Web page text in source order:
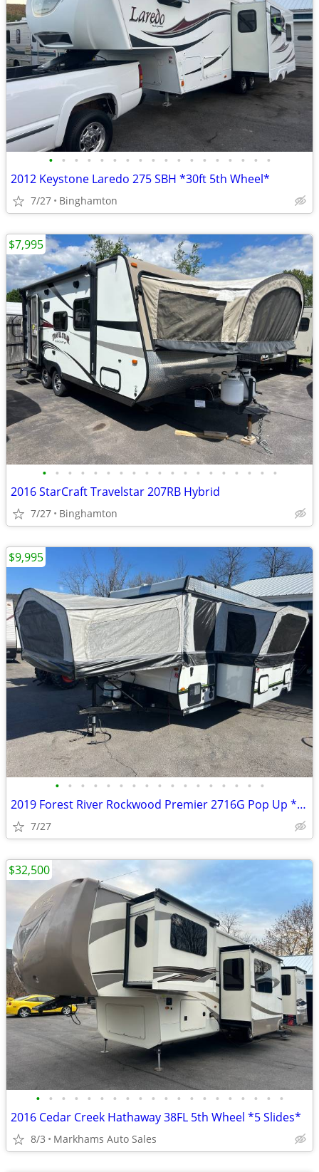
• • • • • • • • • • • • • • • • • •
2012 Keystone Laredo 275 SBH *30ft 5th Wheel*
7/27 Binghamton
• • • • • • • • • • • • • • • • • • •
2016 StarCraft Travelstar 207RB Hybrid
7/27 Binghamton
$7,995
• • • • • • • • • • • • • • • • •
2019 Forest River Rockwood Premier 2716G Pop Up *AC* *Shower*
7/27
$9,995
• • • • • • • • • • • • • • • • • • • •
2016 Cedar Creek Hathaway 38FL 5th Wheel *5 Slides*
8/3 Markhams Auto Sales
$32,500